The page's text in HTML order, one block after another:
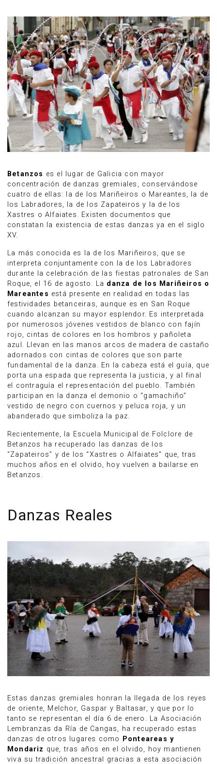
Betanzos es el lugar de Galicia con mayor
concentración de danzas gremiales, conservándose
cuatro de ellas: la de los Mariñeiros o Mareantes, la de
los Labradores, la de los Zapateiros y la de los
Xastres o Alfaiates. Existen documentos que
constatan la existencia de estas danzas ya en el siglo
XV.
La más conocida es la de los Mariñeiros, que se
interpreta conjuntamente con la de los Labradores
durante la celebración de las fiestas patronales de San
Roque, el 16 de agosto. La danza de los Mariñeiros o
Mareantes está presente en realidad en todas las
festividades betanceiras, aunque es en San Roque
cuando alcanzan su mayor esplendor. Es interpretada
por numerosos jóvenes vestidos de blanco con fajín
rojo, cintas de colores en los hombros y pañoleta
azul. Llevan en las manos arcos de madera de castaño
adornados con cintas de colores que son parte
fundamental de la danza. En la cabeza está el guía, que
porta una espada que representa la justicia, y al final
el contraguía el representación del pueblo. También
participan en la danza el demonio o “gamachiño”
vestido de negro con cuernos y peluca roja, y un
abanderado que simboliza la paz.
Recientemente, la Escuela Municipal de Folclore de
Betanzos ha recuperado las danzas de los
“Zapateiros” y de los “Xastres o Alfaiates” que, tras
muchos años en el olvido, hoy vuelven a bailarse en
Betanzos.
Danzas Reales
Estas danzas gremiales honran la llegada de los reyes
de oriente, Melchor, Gaspar y Baltasar, y que por lo
tanto se representan el día 6 de enero. La Asociación
Lembranzas da Ría de Cangas, ha recuperado estas
danzas de otros lugares como
Ponteareas y
Mondariz que, tras años en el olvido, hoy mantienen
viva su tradición ancestral gracias a esta asociación